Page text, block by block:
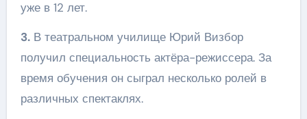
уже в 12 лет.
3.В театральном училище Юрий Визбор
получил специальность актёра-режиссера. За
время обучения он сыграл несколько ролей в
различных спектаклях.